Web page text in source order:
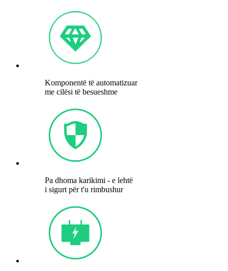
Komponentë të automatizuar
me cilësi të besueshme
Pa dhoma karikimi - e lehtë
i sigurt për t'u rimbushur